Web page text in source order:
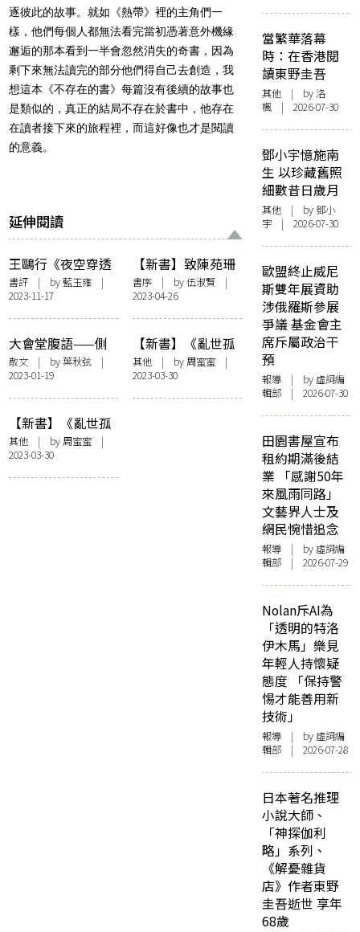
逐彼此的故事。就如《熱帶》裡的主角們一
樣，他們每個人都無法看完當初憑著意外機緣
邂逅的那本看到一半會忽然消失的奇書，因為
剩下來無法讀完的部分他們得自己去創造，我
想這本《不存在的書》每篇沒有後續的故事也
是類似的，真正的結局不存在於書中，他存在
在讀者接下來的旅程裡，而這好像也才是閱讀
的意義。
延伸閱讀
王鷗行《夜空穿透
傷》：在詞語破碎
處尋找黑暗的明亮
書評 | by藍玉雍 |
2023-11-17
【新書】致陳苑珊
函兼《演藝之城》
序
書序| by 伍淑賢 |
2023-04-26
大會堂腹語——側
記成書的日子
散文 | by葉秋弦 |
2023-01-19
【新書】《亂世孤
魂——我與羅海
星，從惠吉西二坊
二號到唐寧街十
其他| by周蜜蜜|
2023-03-30
【新書】《亂世孤
魂——我與羅海
星，從惠吉西二坊
二號到唐寧街十
其他 | by周蜜蜜 |
2023-03-30
當繁華落幕
時：在香港閱
讀東野圭吾
其他 | by洛
楓 | 2026-07-30
鄧小宇憶施南
生 以珍藏舊照
細數昔日歲月
其他 | by 鄧小
宇 | 2026-07-30
歐盟終止威尼
斯雙年展資助
涉俄羅斯參展
爭議 基金會主
席斥屬政治干
預
報導 | by 虛詞編
輯部 | 2026-07-30
田園書屋宣布
租約期滿後結
業 「感謝50年
來風雨同路」
文藝界人士及
網民惋惜追念
報導 | by 虛詞編
輯部 | 2026-07-29
Nolan斥AI為
「透明的特洛
伊木馬」樂見
年輕人持懷疑
態度 「保持警
惕才能善用新
技術」
報導 | by 虛詞編
輯部 | 2026-07-28
日本著名推理
小說大師、
「神探伽利
略」系列、
《解憂雜貨
店》作者東野
圭吾逝世 享年
68歲